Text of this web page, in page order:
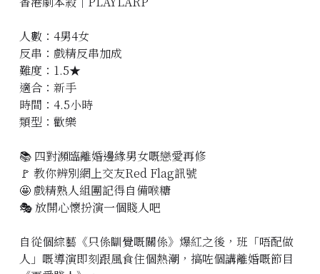
人數：4男4女
反串：戲精反串加成
難度：1.5★
適合：新手
時間：4.5小時
類型：歡樂
📚 四對瀕臨離婚邊緣男女嘅戀愛再修
🚩 教你辨別網上交友Red Flag訊號
🤩 戲精熟人組團記得自備喉糖
🎭 放開心懷扮演一個賤人吧
自從個綜藝《只係瞓覺嘅關係》爆紅之後，班「唔配做
人」嘅導演即刻跟風食住個熱潮，搞咗個講離婚嘅節目